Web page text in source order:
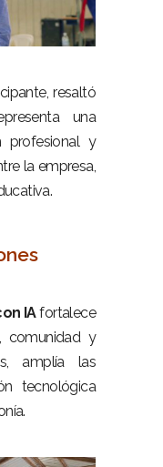
resaltó
una
profesional y
la empresa,
IAfortalece
comunidad y
amplía las
tecnológica